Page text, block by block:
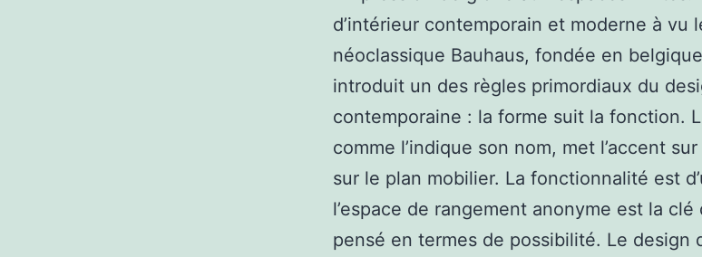
d’intérieur contemporain et moderne à vu
néoclassique Bauhaus, fondée en
introduit un des règles primordiaux du
contemporaine : la forme suit la fonction.
comme l’indique son nom, met l’accent
sur le plan mobilier. La fonctionnalité est
l’espace de rangement anonyme est la
pensé en termes de possibilité. Le design